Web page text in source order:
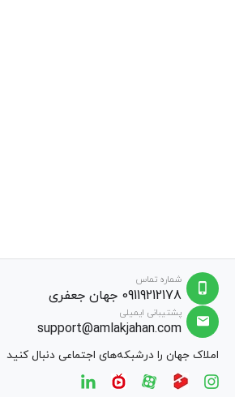
شماره تماس
09119212178 جهان جعفری
پشتیبانی ایمیلی
support@amlakjahan.com
املاک جهان را درشبکه‌های اجتماعی دنبال کنید